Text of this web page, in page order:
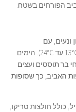
הפורחים בשטח.
ונעים, עם
טמפרטורות ממוצעות שנעות בין 55°F ל-75°F (13°C עד 24°C). הימים
בר תוססים ועצים
האביב, כך שסופות
כולל חולצות טריקו,